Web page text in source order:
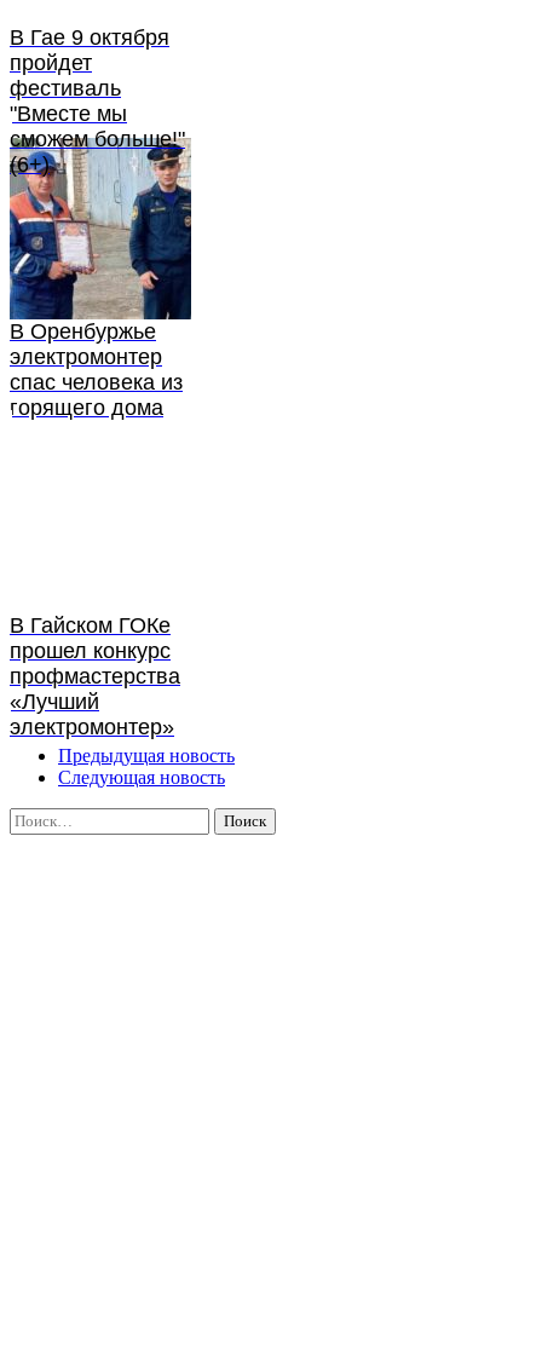
В Гае 9 октября
пройдет
фестиваль
"Вместе мы
сможем больше!"
(6+)
В Оренбуржье
электромонтер
спас человека из
горящего дома
В Гайском ГОКе
прошел конкурс
профмастерства
«Лучший
электромонтер»
Предыдущая новость
Следующая новость
Найти: